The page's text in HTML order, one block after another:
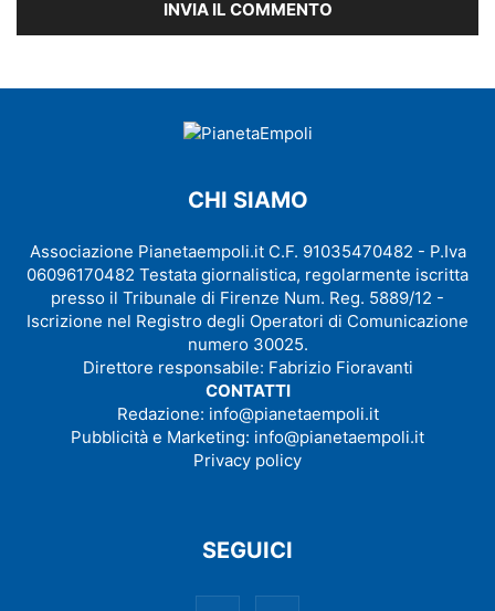
CHI SIAMO
Associazione Pianetaempoli.it C.F. 91035470482 - P.Iva
06096170482 Testata giornalistica, regolarmente iscritta
presso il Tribunale di Firenze Num. Reg. 5889/12 -
Iscrizione nel Registro degli Operatori di Comunicazione
numero 30025.
Direttore responsabile: Fabrizio Fioravanti
CONTATTI
Redazione: info@pianetaempoli.it
Pubblicità e Marketing: info@pianetaempoli.it
Privacy policy
SEGUICI